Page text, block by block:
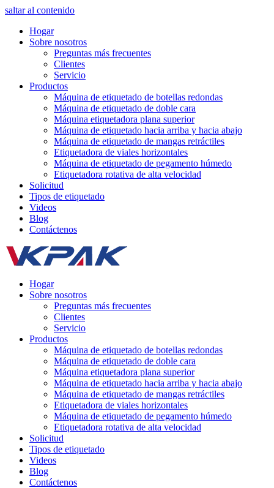
saltar al contenido
Hogar
Sobre nosotros
Preguntas más frecuentes
Clientes
Servicio
Productos
Máquina de etiquetado de botellas redondas
Máquina de etiquetado de doble cara
Máquina etiquetadora plana superior
Máquina de etiquetado hacia arriba y hacia abajo
Máquina de etiquetado de mangas retráctiles
Etiquetadora de viales horizontales
Máquina de etiquetado de pegamento húmedo
Etiquetadora rotativa de alta velocidad
Solicitud
Tipos de etiquetado
Videos
Blog
Contáctenos
Hogar
Sobre nosotros
Preguntas más frecuentes
Clientes
Servicio
Productos
Máquina de etiquetado de botellas redondas
Máquina de etiquetado de doble cara
Máquina etiquetadora plana superior
Máquina de etiquetado hacia arriba y hacia abajo
Máquina de etiquetado de mangas retráctiles
Etiquetadora de viales horizontales
Máquina de etiquetado de pegamento húmedo
Etiquetadora rotativa de alta velocidad
Solicitud
Tipos de etiquetado
Videos
Blog
Contáctenos